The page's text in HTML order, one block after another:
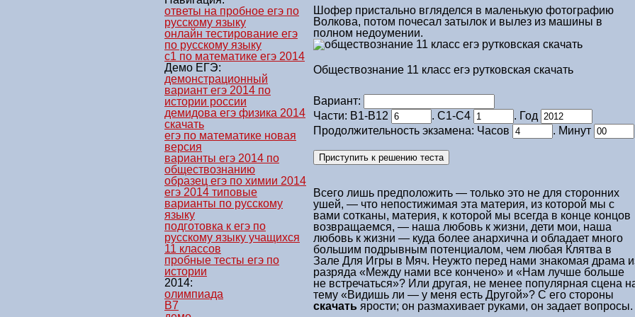
ответы на пробное егэ по
русскому языку
онлайн тестирование егэ
по русскому языку
с1 по математике егэ 2014
Демо ЕГЭ:
демонстрационный
вариант егэ 2014 по
истории россии
демидова егэ физика 2014
скачать
егэ по математике новая
версия
варианты егэ 2014 по
обществознанию
образец егэ по химии 2014
егэ 2014 типовые
варианты по русскому
языку
подготовка к егэ по
русскому языку учащихся
11 классов
пробные тесты егэ по
истории
2014:
олимпиада
B7
Шофер пристально вгляделся в маленькую фотографию
Волкова, потом почесал затылок и вылез из машины в
полном недоумении.
Обществознание 11 класс егэ рутковская скачать
Вариант:
Части: В1-В12
. С1-С4
. Год
Продолжительность экзамена: Часов
. Минут
Всего лишь предположить — только это не для сторонних
ушей, — что непостижимая эта материя, из которой мы с
вами сотканы, материя, к которой мы всегда в конце концов
возвращаемся, — наша любовь к жизни, дети мои, наша
любовь к жизни — куда более анархична и обладает много
большим подрывным потенциалом, чем любая Клятва в
Зале Для Игры в Мяч. Неужто перед нами знакомая драма
разряда «Между нами все кончено» и «Нам лучше больше
не встречаться»? Или другая, не менее популярная сцена
тему «Видишь ли — у меня есть Другой»? С его стороны
скачать ярости; он размахивает руками, он задает вопросы.